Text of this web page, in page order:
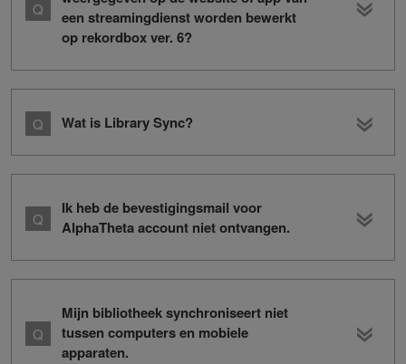
een streamingdienst worden bewerkt
op rekordbox ver. 6?
Wat is Library Sync?
Ik heb de bevestigingsmail voor
AlphaTheta account niet ontvangen.
Mijn bibliotheek synchroniseert niet
tussen computers en mobiele
apparaten.